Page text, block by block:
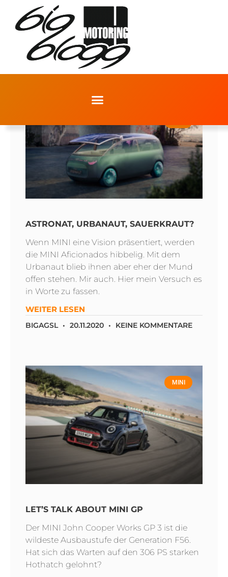
ASTRONAT, URBANAUT, SAUERKRAUT?
Wenn MINI eine Vision präsentiert, werden
die MINI Aficionados hibbelig. Mit dem
Urbanaut blieb ihnen aber eher der Mund
offen stehen. Mir auch. Hier mein Versuch es
in Worte zu fassen.
WEITER LESEN
BIGAGSL 20.11.2020 KEINE KOMMENTARE
MINI
LET’S TALK ABOUT MINI GP
Der MINI John Cooper Works GP 3 ist die
wildeste Ausbaustufe der Generation F56.
Hat sich das Warten auf den 306 PS starken
Hothatch gelohnt?